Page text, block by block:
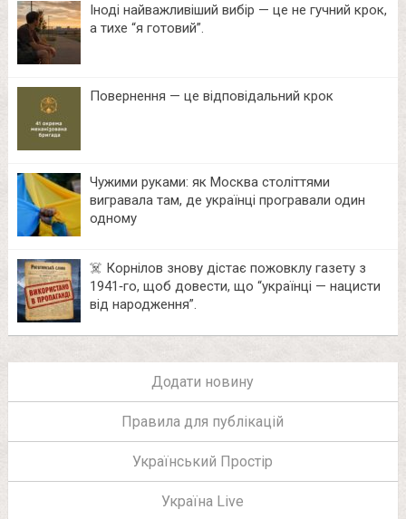
Іноді найважливіший вибір — це не гучний крок,
а тихе “я готовий”.
Повернення — це відповідальний крок
Чужими руками: як Москва століттями
вигравала там, де українці програвали один
одному
☠️ Корнілов знову дістає пожовклу газету з
1941‑го, щоб довести, що “українці — нацисти
від народження”.
Додати новину
Правила для публікацій
Український Простір
Україна Live